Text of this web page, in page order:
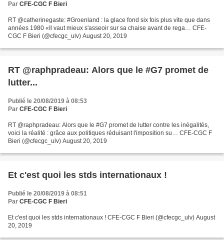
Par CFE-CGC F Bieri
RT @catherinegaste: #Groenland : la glace fond six fois plus vite que dans
années 1980 «Il vaut mieux s'asseoir sur sa chaise avant de rega… CFE-
CGC F Bieri (@cfecgc_ulv) August 20, 2019
RT @raphpradeau: Alors que le #G7 promet de
lutter...
Publié le 20/08/2019 à 08:53
Par CFE-CGC F Bieri
RT @raphpradeau: Alors que le #G7 promet de lutter contre les inégalités,
voici la réalité : grâce aux politiques réduisant l'imposition su… CFE-CGC F
Bieri (@cfecgc_ulv) August 20, 2019
Et c'est quoi les stds internationaux !
Publié le 20/08/2019 à 08:51
Par CFE-CGC F Bieri
Et c'est quoi les stds internationaux ! CFE-CGC F Bieri (@cfecgc_ulv) August
20, 2019